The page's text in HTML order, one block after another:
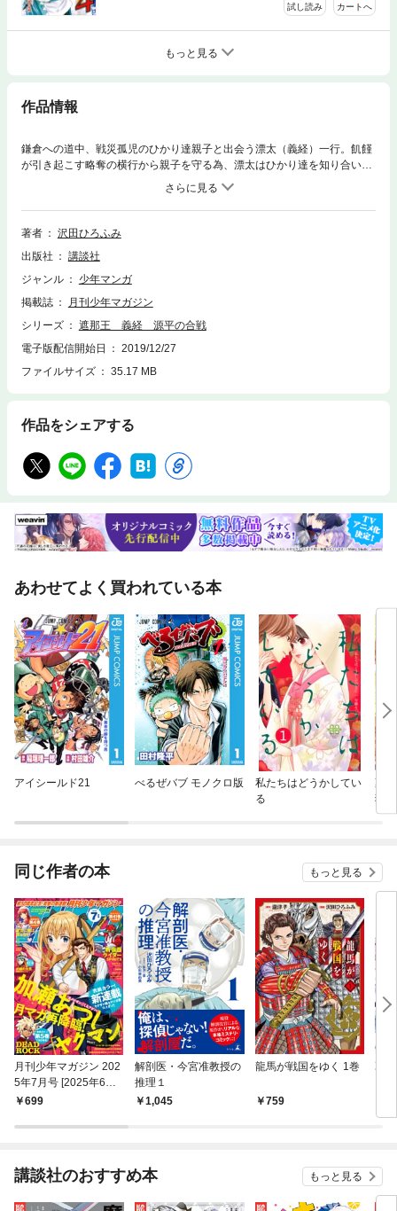
試し読み カートへ
もっと見る
作品情報
鎌倉への道中、戦災孤児のひかり達親子と出会う漂太（義経）一行。飢饉
が引き起こす略奪の横行から親子を守る為、漂太はひかり達を知り合いの
いる尾張まで連れて行く事にする。しかし、その尾張の地では、新たな戦
の狼煙が上がろうとしていた――。平穏な村から一転、戦火に包まれたひ
かり達を前に漂太は衝撃を受ける。戦火の痕が漂太に示した“戦の真実”。
天命を知った若武者・漂太が猛る。なんとかして戦を止めないと──!?
著者
沢田ひろふみ
出版社
講談社
ジャンル
少年マンガ
掲載誌
月刊少年マガジン
シリーズ
遮那王 義経 源平の合戦
電子版配信開始日
2019/12/27
ファイルサイズ
35.17 MB
作品をシェアする
あわせてよく買われている本
アイシールド21 べるぜバブ モノクロ版
私たちはどうかしてい
る
薬
猫
同じ作者の本 もっと見る
月刊少年マガジン 202
5年7月号 [2025年6月6
日発売]
699
解剖医・今宮准教授の
推理１
1,045
龍馬が戦国をゆく 1巻
759
乙
講談社のおすすめ本 もっと見る